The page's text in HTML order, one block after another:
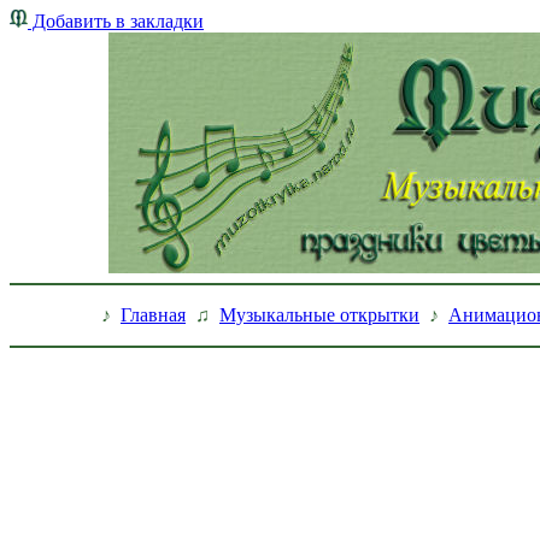
Добавить в закладки
♪ Главная ♫ Музыкальные открытки ♪